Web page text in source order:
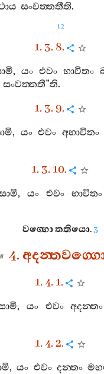
සංවත‍්තතීති.
12
1. 3. 8.
, යං එවං භාවිතං
සංවත‍්තතී”ති.
1. 3. 9.
, යං එවං අභාවිතං
1. 3. 10.
, යං එවං භාවිතං
වග‍්ගොතතියො.3
4.
1. 4. 1.
, යං එවං අදන‍්තං
1. 4. 2.
,යං එවං දන‍්තං